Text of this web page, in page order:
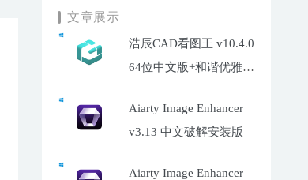
文章展示
浩辰CAD看图王 v10.4.0
64位中文版+和谐优雅补
Aiarty Image Enhancer
v3.13 中文破解安装版
Aiarty Image Enhancer